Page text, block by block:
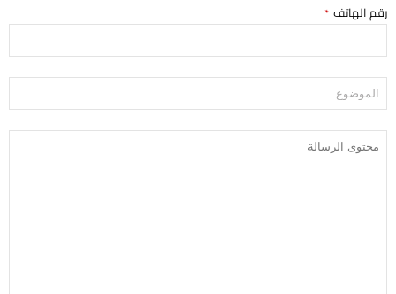
رقم الهاتف *